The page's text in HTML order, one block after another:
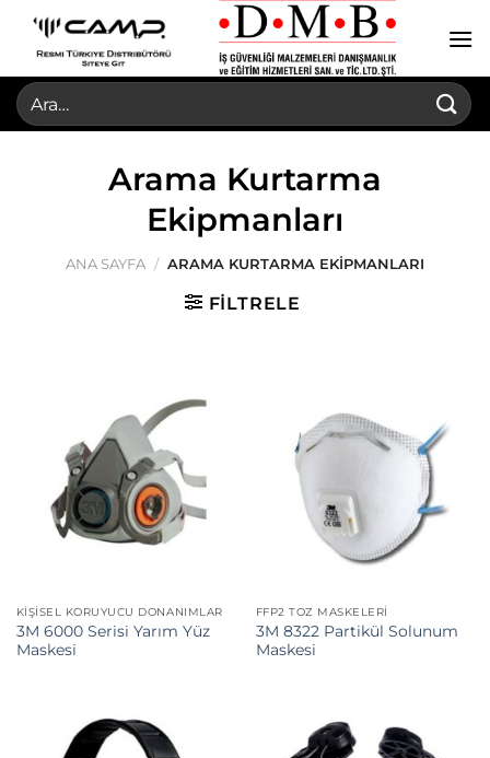
İçeriğe
Ara:
Arama Kurtarma
Ekipmanları
ANA SAYFA / ARAMA KURTARMA EKIPMANLARI
FILTRELE
KIŞISEL KORUYUCU DONANIMLAR
3M 6000 Serisi Yarım Yüz
Maskesi
FFP2 TOZ MASKELERI
3M 8322 Partikül Solunum
Maskesi